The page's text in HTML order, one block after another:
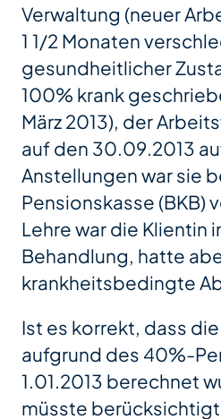
Verwaltung (neuer
1 1/2 Monaten
gesundheitlicher
100% krank
März 2013), der
auf den 30.09.2013
Anstellungen war sie
Pensionskasse (BKB)
Lehre war die Klientin
Behandlung, hatte
krankheitsbedingte
Ist es korrekt, dass
aufgrund des 40%-
1.01.2013 berechnet
müsste